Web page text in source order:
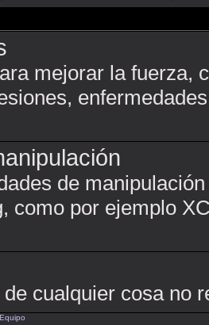
mejorar la fuerza,
de
como por ejemplo
cualquier cosa no